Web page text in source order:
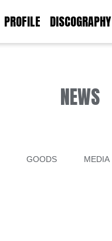
PROFILE DISCOGRAPHY
NEWS
GOODS MEDIA